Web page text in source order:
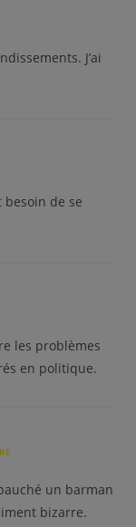
J’ai
de se
les problèmes
en politique.
un barman
bizarre.